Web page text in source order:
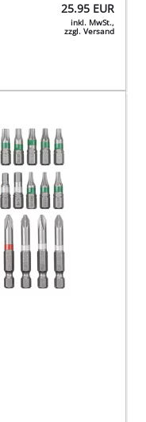
25.95 EUR
inkl. MwSt.,
zzgl. Versand